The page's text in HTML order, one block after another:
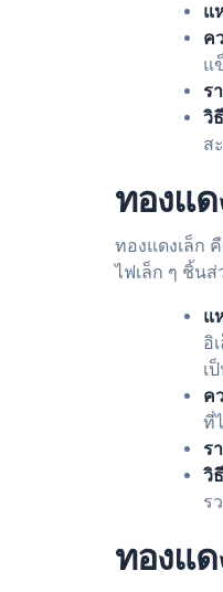
แ
ค
แ
ร
วิ
ส
ทองแด
ทองแดงเล็ก
ไฟเล็ก ๆ ชิ้นส่
แ
อิ
เ
ค
ที่
ร
วิ
ร
ทองแ